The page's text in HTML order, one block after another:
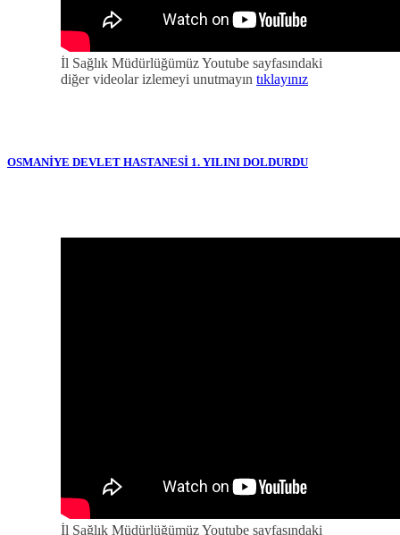
İl Sağlık Müdürlüğümüz Youtube sayfasındaki
diğer videolar izlemeyi unutmayın tıklayınız
OSMANİYE DEVLET HASTANESİ 1. YILINI DOLDURDU
İl Sağlık Müdürlüğümüz Youtube sayfasındaki